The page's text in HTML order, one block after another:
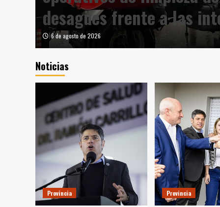
desagües frente a las
6 de agosto de 2026
Noticias
Provincia Provincia